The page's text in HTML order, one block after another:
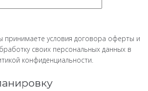
принимаете условия договора оферты и
своих персональных данных в
конфиденциальности.